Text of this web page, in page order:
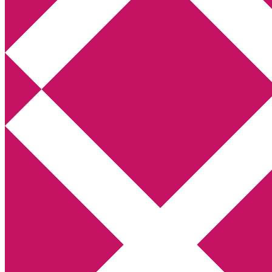
Annikas litteratur- och kulturblogg
Deckare, kriminalromaner, thrillers
Hem
Boktolva
Författarfemman
Kontakt
Webbshop Amazon